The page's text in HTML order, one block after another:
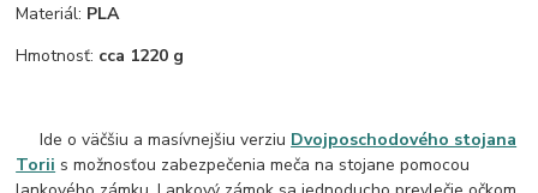
Materiál: PLA
Hmotnosť: cca 1220 g
Ide o väčšiu a masívnejšiu verziu Dvojposchodového stojana
Torii s možnosťou zabezpečenia meča na stojane pomocou